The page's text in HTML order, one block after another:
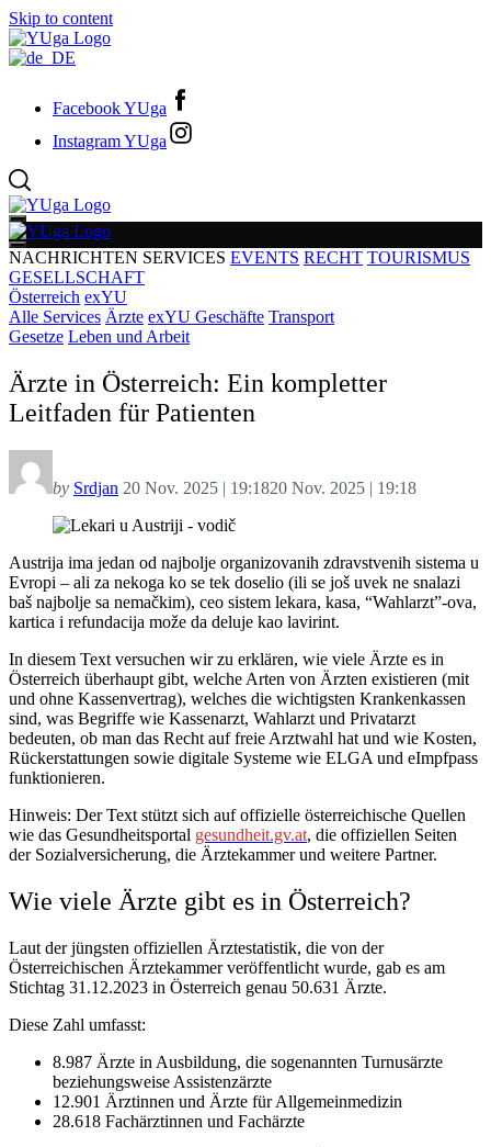
Skip to content
Facebook YUga
Instagram YUga
NACHRICHTEN SERVICES EVENTS RECHT TOURISMUS
GESELLSCHAFT
Österreich exYU
Alle Services Ärzte exYU Geschäfte Transport
Gesetze Leben und Arbeit
Ärzte in Österreich: Ein kompletter
Leitfaden für Patienten
by Srdjan 20 Nov. 2025 | 19:1820 Nov. 2025 | 19:18
Austrija ima jedan od najbolje organizovanih zdravstvenih sistema u
Evropi – ali za nekoga ko se tek doselio (ili se još uvek ne snalazi
baš najbolje sa nemačkim), ceo sistem lekara, kasa, “Wahlarzt”-ova,
kartica i refundacija može da deluje kao lavirint.
In diesem Text versuchen wir zu erklären, wie viele Ärzte es in
Österreich überhaupt gibt, welche Arten von Ärzten existieren (mit
und ohne Kassenvertrag), welches die wichtigsten Krankenkassen
sind, was Begriffe wie Kassenarzt, Wahlarzt und Privatarzt
bedeuten, ob man das Recht auf freie Arztwahl hat und wie Kosten,
Rückerstattungen sowie digitale Systeme wie ELGA und eImpfpass
funktionieren.
Hinweis: Der Text stützt sich auf offizielle österreichische Quellen
wie das Gesundheitsportal gesundheit.gv.at, die offiziellen Seiten
der Sozialversicherung, die Ärztekammer und weitere Partner.
Wie viele Ärzte gibt es in Österreich?
Laut der jüngsten offiziellen Ärztestatistik, die von der
Österreichischen Ärztekammer veröffentlicht wurde, gab es am
Stichtag 31.12.2023 in Österreich genau 50.631 Ärzte.
Diese Zahl umfasst:
8.987 Ärzte in Ausbildung, die sogenannten Turnusärzte
beziehungsweise Assistenzärzte
12.901 Ärztinnen und Ärzte für Allgemeinmedizin
28.618 Fachärztinnen und Fachärzte